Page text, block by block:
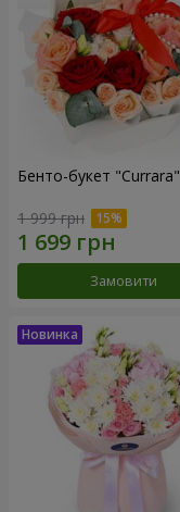
Бенто-букет "Currara"
1 999 грн
Замовити